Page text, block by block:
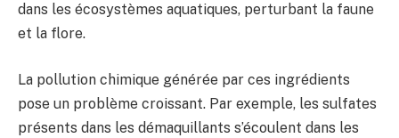
dans les écosystèmes aquatiques, perturbant la faune
et la flore.
La pollution chimique générée par ces ingrédients
pose un problème croissant. Par exemple, les sulfates
présents dans les démaquillants s’écoulent dans les